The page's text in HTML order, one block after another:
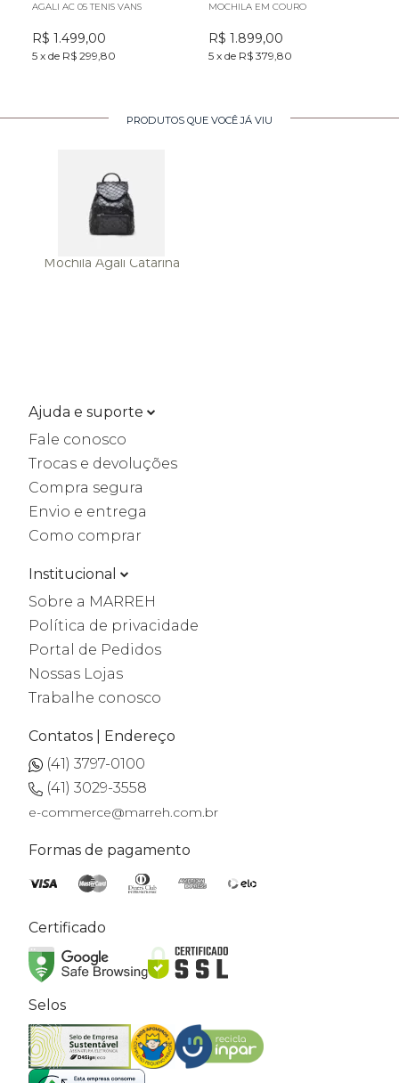
AGALI AC 05 TENIS VANS
R$ 1.499,00
5 x de R$ 299,80
MOCHILA EM COURO
R$ 1.899,00
5 x de R$ 379,80
PRODUTOS QUE VOCÊ JÁ VIU
Mochila Agali Catarina
Ajuda e suporte
Fale conosco
Trocas e devoluções
Compra segura
Envio e entrega
Como comprar
Institucional
Sobre a MARREH
Política de privacidade
Portal de Pedidos
Nossas Lojas
Trabalhe conosco
Contatos | Endereço
(41) 3797-0100
(41) 3029-3558
e-commerce@marreh.com.br
Formas de pagamento
Certificado
Selos